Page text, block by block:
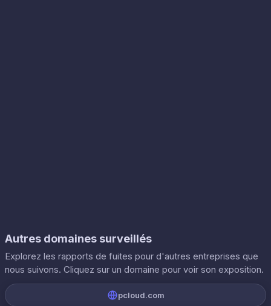
Autres domaines surveillés
Explorez les rapports de fuites pour d'autres entreprises que
nous suivons. Cliquez sur un domaine pour voir son exposition.
pcloud.com